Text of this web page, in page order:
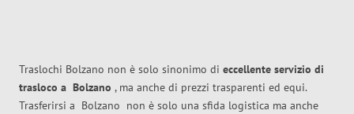
Traslochi Bolzano non è solo sinonimo di eccellente servizio di
trasloco a Bolzano , ma anche di prezzi trasparenti ed equi.
Trasferirsi a Bolzano non è solo una sfida logistica ma anche